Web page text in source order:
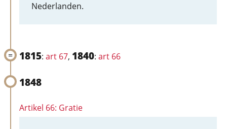
Nederlanden.
1815: art 67, 1840: art 66
1848
Artikel 66: Gratie